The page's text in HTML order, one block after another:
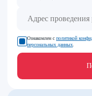
Ознакомлен с политикой
персональных данных